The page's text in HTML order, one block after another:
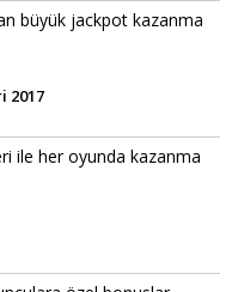
büyük jackpot kazanma
2017
ile her oyunda kazanma